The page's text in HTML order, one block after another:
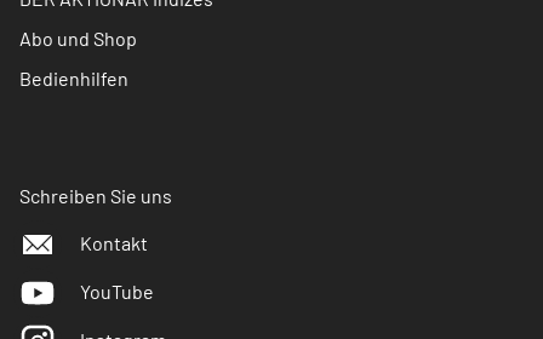
Abo und Shop
Bedienhilfen
Schreiben Sie uns
Kontakt
YouTube